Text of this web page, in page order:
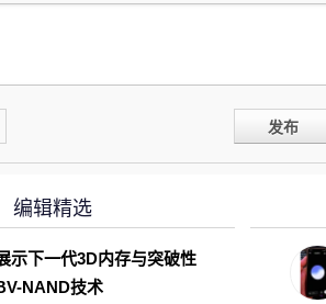
发布
编辑精选
示下一代3D内存与突破性
NAND技术